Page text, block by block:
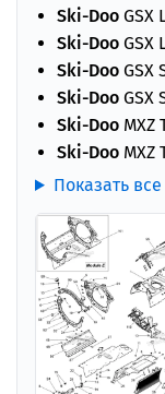
Ski-Doo GSX
Ski-Doo GSX
Ski-Doo GSX
Ski-Doo GSX
Ski-Doo MXZ
Ski-Doo MXZ
Показать